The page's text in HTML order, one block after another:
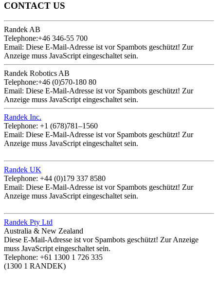
CONTACT US
Randek AB
Telephone:+46 346-55 700
Email: Diese E-Mail-Adresse ist vor Spambots geschützt! Zur
Anzeige muss JavaScript eingeschaltet sein.
Randek Robotics AB
Telephone:+46 (0)570-180 80
Email: Diese E-Mail-Adresse ist vor Spambots geschützt! Zur
Anzeige muss JavaScript eingeschaltet sein.
Randek Inc.
Telephone: +1 (678)781–1560
Email: Diese E-Mail-Adresse ist vor Spambots geschützt! Zur
Anzeige muss JavaScript eingeschaltet sein.
Randek UK
Telephone: +44 (0)179 337 8580
Email: Diese E-Mail-Adresse ist vor Spambots geschützt! Zur
Anzeige muss JavaScript eingeschaltet sein.
Randek Pty Ltd
Australia & New Zealand
Diese E-Mail-Adresse ist vor Spambots geschützt! Zur Anzeige
muss JavaScript eingeschaltet sein.
Telephone: +61 1300 1 726 335
(1300 1 RANDEK)